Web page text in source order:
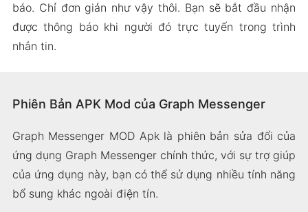
báo. Chỉ đơn giản như vậy thôi. Bạn sẽ bắt đầu nhận
được thông báo khi người đó trực tuyến trong trình
nhắn tin.
Phiên Bản APK Mod của Graph Messenger
Graph Messenger MOD Apk là phiên bản sửa đổi của
ứng dụng Graph Messenger chính thức, với sự trợ giúp
của ứng dụng này, bạn có thể sử dụng nhiều tính năng
bổ sung khác ngoài điện tín.